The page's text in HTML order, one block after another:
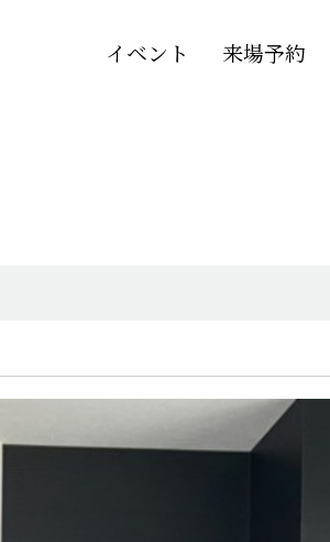
イベント 来場予約